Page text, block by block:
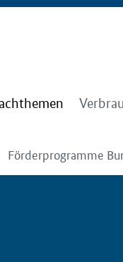
Förderprogramme